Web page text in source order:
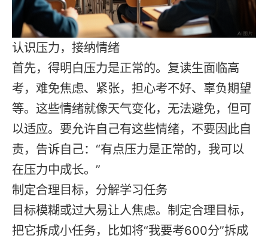
认识压力，接纳情绪
首先，得明白压力是正常的。复读生面临高
考，难免焦虑、紧张，担心考不好、辜负期望
等。这些情绪就像天气变化，无法避免，但可
以适应。要允许自己有这些情绪，不要因此自
责，告诉自己：“有点压力是正常的，我可以
在压力中成长。”
制定合理目标，分解学习任务
目标模糊或过大易让人焦虑。制定合理目标，
把它拆成小任务，比如将“我要考600分”拆成